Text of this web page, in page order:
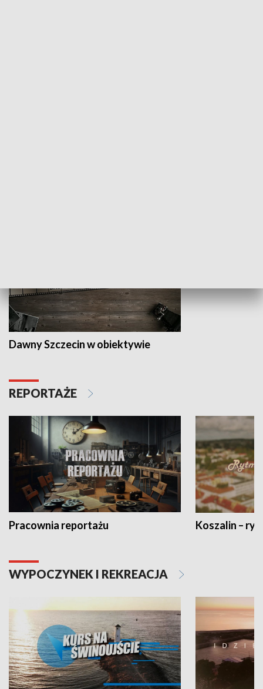
Dawny Szczecin w obiektywie
REPORTAŻE
Pracownia reportażu Koszalin –
WYPOCZYNEK I REKREACJA